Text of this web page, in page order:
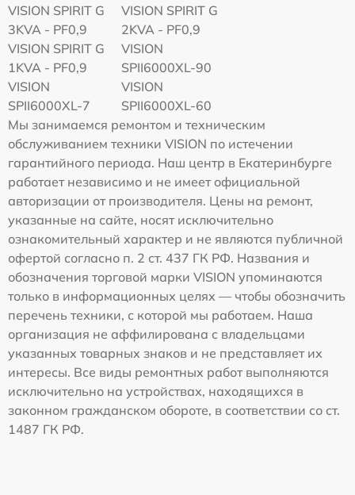
VISION SPIRIT G
3KVA - PF0,9
VISION SPIRIT G
2KVA - PF0,9
VISION SPIRIT G
1KVA - PF0,9
VISION
SPII6000XL-90
VISION
SPII6000XL-7
VISION
SPII6000XL-60
Мы занимаемся ремонтом и техническим
обслуживанием техники VISION по истечении
гарантийного периода. Наш центр в Екатеринбурге
работает независимо и не имеет официальной
авторизации от производителя. Цены на ремонт,
указанные на сайте, носят исключительно
ознакомительный характер и не являются публичной
офертой согласно п. 2 ст. 437 ГК РФ. Названия и
обозначения торговой марки VISION упоминаются
только в информационных целях — чтобы обозначить
перечень техники, с которой мы работаем. Наша
организация не аффилирована с владельцами
указанных товарных знаков и не представляет их
интересы. Все виды ремонтных работ выполняются
исключительно на устройствах, находящихся в
законном гражданском обороте, в соответствии со ст.
1487 ГК РФ.